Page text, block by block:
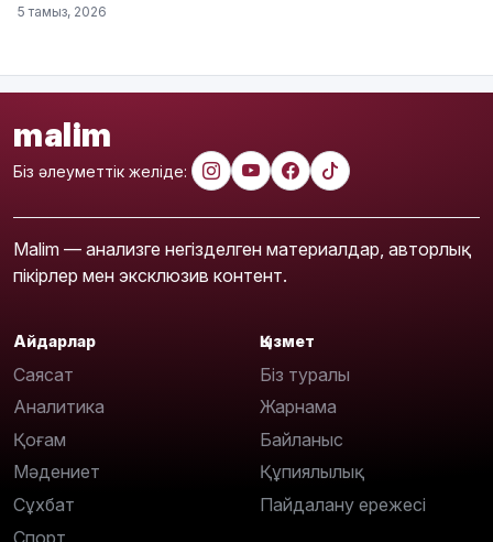
5 тамыз, 2026
malim
Біз әлеуметтік желіде:
Malim — анализге негізделген материалдар, авторлық
пікірлер мен эксклюзив контент.
Айдарлар
Саясат
Аналитика
Қоғам
Мәдениет
Сұхбат
Спорт
Қызмет
Біз туралы
Жарнама
Байланыс
Құпиялылық
Пайдалану ережесі